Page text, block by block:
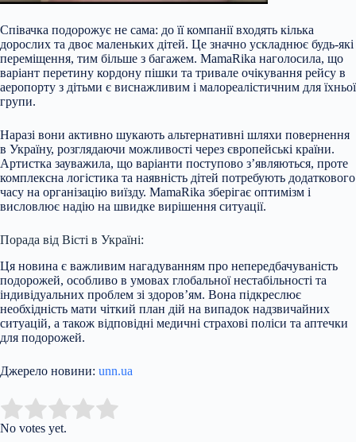
Співачка подорожує не сама: до її компанії входять кілька
дорослих та двоє маленьких дітей. Це значно ускладнює будь-які
переміщення, тим більше з багажем. MamaRika наголосила, що
варіант перетину кордону пішки та тривале очікування рейсу в
аеропорту з дітьми є виснажливим і малореалістичним для їхньої
групи.
Наразі вони активно шукають альтернативні шляхи повернення
в Україну, розглядаючи можливості через європейські країни.
Артистка зауважила, що варіанти поступово з’являються, проте
комплексна логістика та наявність дітей потребують додаткового
часу на організацію виїзду. MamaRika зберігає оптимізм і
висловлює надію на швидке вирішення ситуації.
Порада від Вісті в Україні:
Ця новина є важливим нагадуванням про непередбачуваність
подорожей, особливо в умовах глобальної нестабільності та
індивідуальних проблем зі здоров’ям. Вона підкреслює
необхідність мати чіткий план дій на випадок надзвичайних
ситуацій, а також відповідні медичні страхові поліси та аптечки
для подорожей.
Джерело новини: unn.ua
Rate this item:
No votes yet.